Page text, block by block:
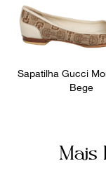
Sapatilha Gucci
Bege
Mais